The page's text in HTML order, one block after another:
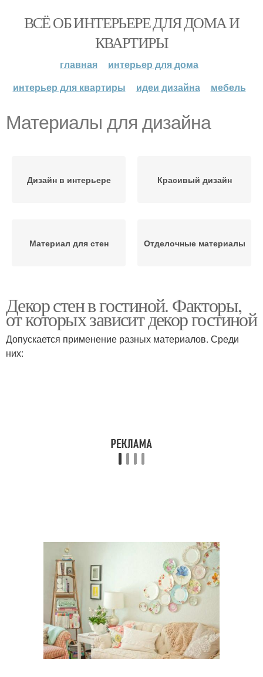
ВСЁ ОБ ИНТЕРЬЕРЕ ДЛЯ ДОМА И
КВАРТИРЫ
главная
интерьер для дома
интерьер для квартиры
идеи дизайна мебель
Материалы для дизайна
Дизайн в интерьере Красивый дизайн
Материал для стен Отделочные материалы
Декор стен в гостиной. Факторы,
от которых зависит декор гостиной
Допускается применение разных материалов. Среди
них: